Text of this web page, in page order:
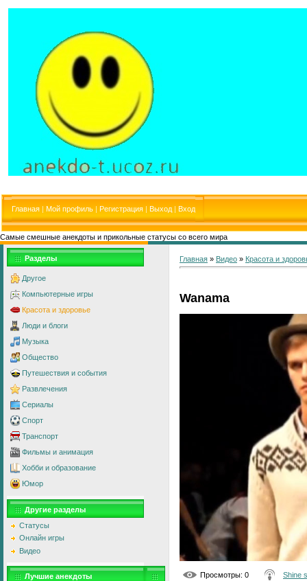
Главная | Мой профиль | Регистрация | Выход | Вход
Самые смешные анекдоты и прикольные статусы со всего мира
Разделы
Другое
Компьютерные игры
Красота и здоровье
Люди и блоги
Музыка
Общество
Путешествия и события
Развлечения
Сериалы
Спорт
Транспорт
Фильмы и анимация
Хобби и образование
Юмор
Другие разделы
Статусы
Онлайн игры
Видео
Лучшие анекдоты
Главная » Видео » Красота и
Wanama
Просмотры: 0 Shine